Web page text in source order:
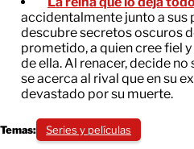
accidentalmente junto a sus
descubre secretos oscuros
prometido, a quien cree fiel
de ella. Al renacer, decide
se acerca al rival que en su
devastado por su muerte.
Temas: Series y películas